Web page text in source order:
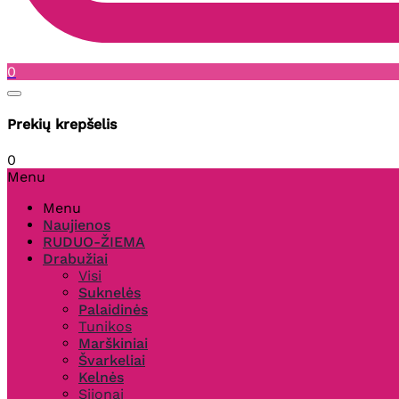
0
Prekių krepšelis
0
Menu
Menu
Naujienos
RUDUO-ŽIEMA
Drabužiai
Visi
Suknelės
Palaidinės
Tunikos
Marškiniai
Švarkeliai
Kelnės
Sijonai